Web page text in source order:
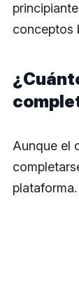
conceptos
Aunque el
plataforma.